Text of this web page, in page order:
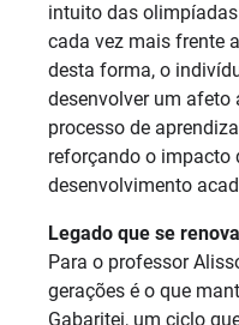
intuito das
cada vez mais frente
desta forma, o
desenvolver um afeto
processo de
reforçando o impacto
desenvolvimento
Legado que se renova
Para o professor
gerações é o que
Gabaritei, um ciclo